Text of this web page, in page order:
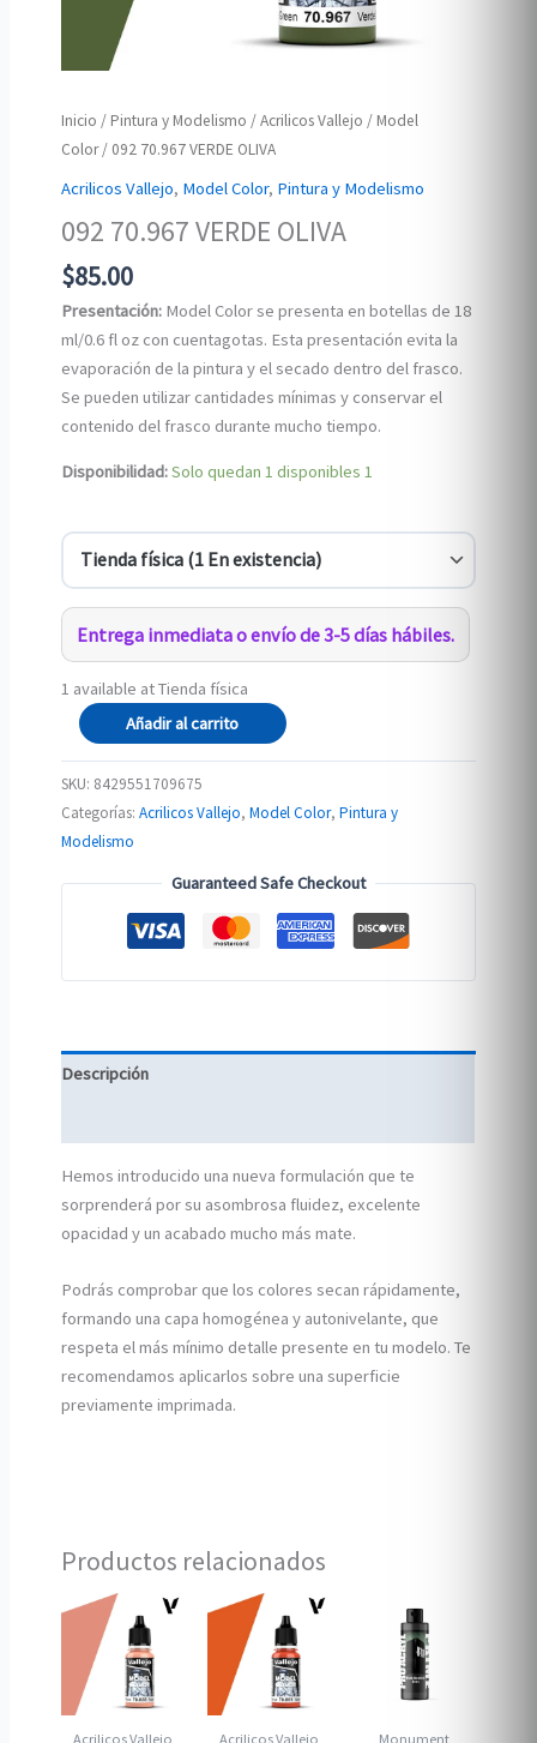
Inicio / Pintura y Modelismo /Acrilicos Vallejo / Model
Color/ 092 70.967 VERDE OLIVA
Acrilicos Vallejo, Model Color, Pintura y Modelismo
092 70.967 VERDE OLIVA
$85.00
Presentación: Model Color se presenta en botellas de 18
ml/0.6 fl oz con cuentagotas. Esta presentación evita la
evaporación de la pintura y el secado dentro del frasco.
Se pueden utilizar cantidades mínimas y conservar el
contenido del frasco durante mucho tiempo.
Disponibilidad:Solo quedan 1 disponibles 1
Entrega inmediata o envío de 3-5 días hábiles.
1 available at Tienda física
092
70.967
VERDE
OLIVA
cantidad
Añadir al carrito
SKU: 8429551709675
Categorías:Acrilicos Vallejo,Model Color,Pintura y
Modelismo
Guaranteed Safe Checkout
Descripción
Hemos introducido una nueva formulación que te
sorprenderá por su asombrosa fluidez, excelente
opacidad y un acabado mucho más mate.
Podrás comprobar que los colores secan rápidamente,
formando una capa homogénea y autonivelante, que
respeta el más mínimo detalle presente en tu modelo. Te
recomendamos aplicarlos sobre una superficie
previamente imprimada.
Productos relacionados
Acrilicos Vallejo Acrilicos Vallejo
Monument